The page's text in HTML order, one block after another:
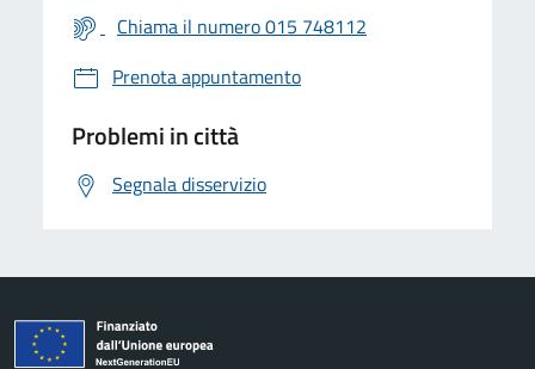
Chiama il numero 015 748112
Prenota appuntamento
Problemi in città
Segnala disservizio